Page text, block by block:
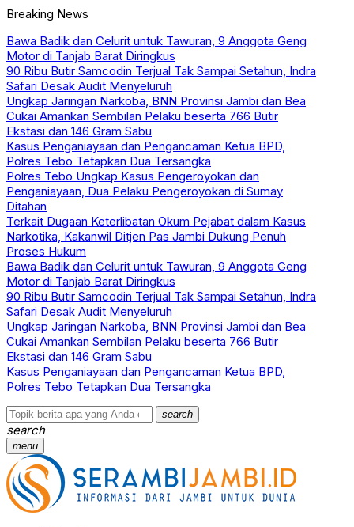
Breaking News
Bawa Badik dan Celurit untuk Tawuran, 9 Anggota Geng
Motor di Tanjab Barat Diringkus
90 Ribu Butir Samcodin Terjual Tak Sampai Setahun, Indra
Safari Desak Audit Menyeluruh
Ungkap Jaringan Narkoba, BNN Provinsi Jambi dan Bea
Cukai Amankan Sembilan Pelaku beserta 766 Butir
Ekstasi dan 146 Gram Sabu
Kasus Penganiayaan dan Pengancaman Ketua BPD,
Polres Tebo Tetapkan Dua Tersangka
Polres Tebo Ungkap Kasus Pengeroyokan dan
Penganiayaan, Dua Pelaku Pengeroyokan di Sumay
Ditahan
Terkait Dugaan Keterlibatan Okum Pejabat dalam Kasus
Narkotika, Kakanwil Ditjen Pas Jambi Dukung Penuh
Proses Hukum
Bawa Badik dan Celurit untuk Tawuran, 9 Anggota Geng
Motor di Tanjab Barat Diringkus
90 Ribu Butir Samcodin Terjual Tak Sampai Setahun, Indra
Safari Desak Audit Menyeluruh
Ungkap Jaringan Narkoba, BNN Provinsi Jambi dan Bea
Cukai Amankan Sembilan Pelaku beserta 766 Butir
Ekstasi dan 146 Gram Sabu
Kasus Penganiayaan dan Pengancaman Ketua BPD,
Polres Tebo Tetapkan Dua Tersangka
search
search
menu